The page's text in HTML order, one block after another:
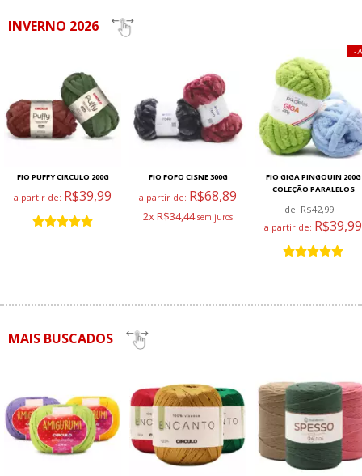
INVERNO 2026
FIO PUFFY CIRCULO 200G
a partir de: R$39,99
FIO FOFO CISNE 300G
a partir de: R$68,89
2x R$34,44
FIO GIGA PINGOUIN 200G
COLEÇÃO PARALELOS
de: R$42,99
a partir de: R$39,99
MAIS BUSCADOS